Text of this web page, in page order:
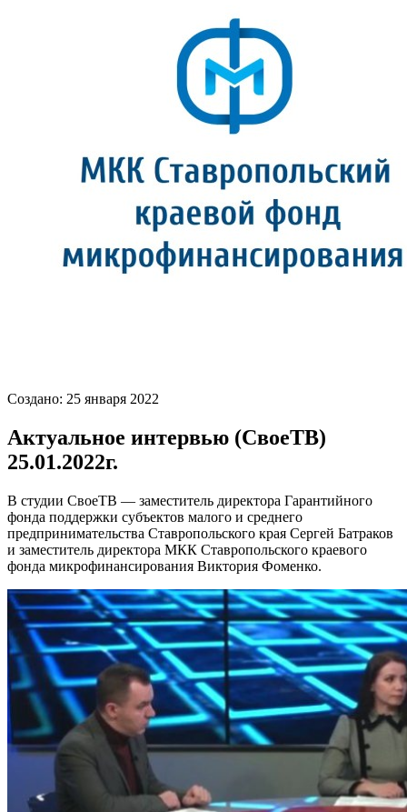
Создано: 25 января 2022
Актуальное интервью (СвоеТВ)
25.01.2022г.
В студии СвоеТВ — заместитель директора Гарантийного
фонда поддержки субъектов малого и среднего
предпринимательства Ставропольского края Сергей Батраков
и заместитель директора МКК Ставропольского краевого
фонда микрофинансирования Виктория Фоменко.